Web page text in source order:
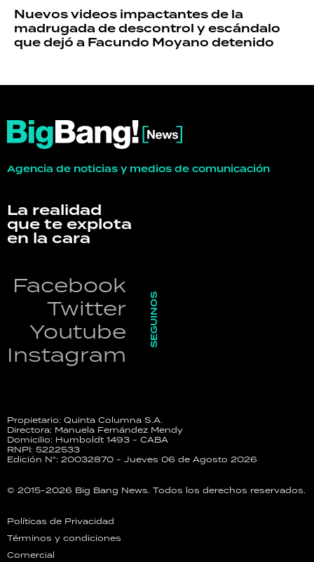
Nuevos videos impactantes de la
madrugada de descontrol y escándalo
que dejó a Facundo Moyano detenido
Agencia de noticias y medios de comunicación
La realidad
que te explota
en la cara
Facebook
Twitter
Youtube
Instagram
SEGUINOS
Propietario: Quinta Columna S.A.
Directora: Manuela Fernández Mendy
Domicilio: Humboldt 1493 - CABA
RNPI: 5222533
Edición N°: 20032870 - Jueves 06 de Agosto 2026
© 2015-2026 Big Bang News. Todos los derechos reservados.
Políticas de Privacidad
Términos y condiciones
Comercial